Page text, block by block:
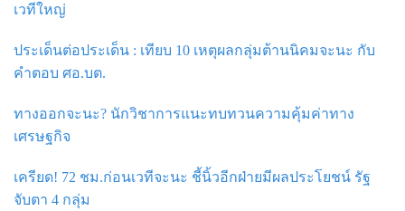
เวทีใหญ่
ประเด็นต่อประเด็น : เทียบ 10 เหตุผลกลุ่มต้านนิคมจะนะ กับ
คำตอบ ศอ.บต.
ทางออกจะนะ? นักวิชาการแนะทบทวนความคุ้มค่าทาง
เศรษฐกิจ
เครียด! 72 ชม.ก่อนเวทีจะนะ ชี้นิ้วอีกฝ่ายมีผลประโยชน์ รัฐ
จับตา 4 กลุ่ม